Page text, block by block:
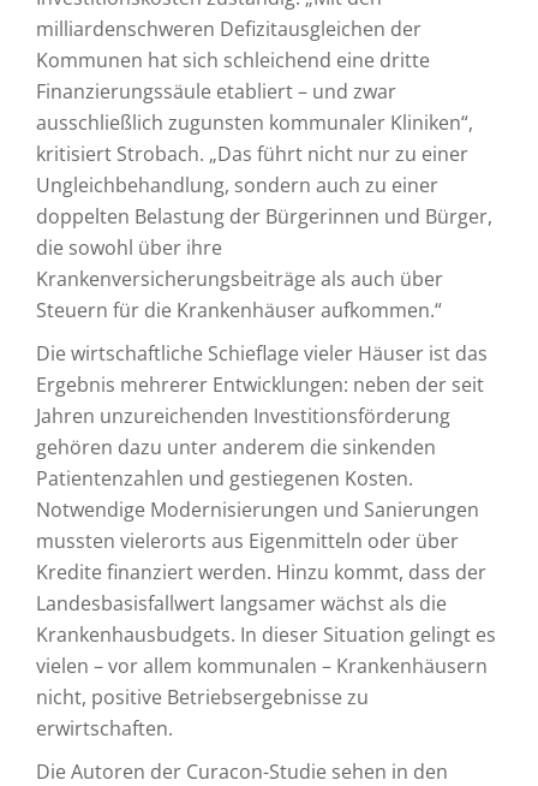
milliardenschweren Defizitausgleichen der
Kommunen hat sich schleichend eine dritte
Finanzierungssäule etabliert – und zwar
ausschließlich zugunsten kommunaler Kliniken“,
kritisiert Strobach. „Das führt nicht nur zu einer
Ungleichbehandlung, sondern auch zu einer
doppelten Belastung der Bürgerinnen und Bürger,
die sowohl über ihre
Krankenversicherungsbeiträge als auch über
Steuern für die Krankenhäuser aufkommen.“
Die wirtschaftliche Schieflage vieler Häuser ist das
Ergebnis mehrerer Entwicklungen: neben der seit
Jahren unzureichenden Investitionsförderung
gehören dazu unter anderem die sinkenden
Patientenzahlen und gestiegenen Kosten.
Notwendige Modernisierungen und Sanierungen
mussten vielerorts aus Eigenmitteln oder über
Kredite finanziert werden. Hinzu kommt, dass der
Landesbasisfallwert langsamer wächst als die
Krankenhausbudgets. In dieser Situation gelingt es
vielen – vor allem kommunalen – Krankenhäusern
nicht, positive Betriebsergebnisse zu
erwirtschaften.
Die Autoren der Curacon-Studie sehen in den